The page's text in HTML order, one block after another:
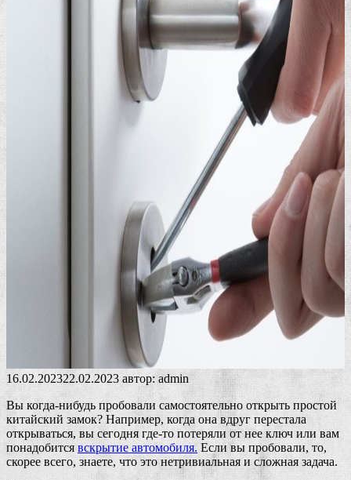
16.02.202322.02.2023автор:admin
Вы когда-нибудь пробовали самостоятельно открыть простой
китайский замок? Например, когда она вдруг перестала
открываться, вы сегодня где-то потеряли от нее ключ или вам
понадобится вскрытие автомобиля. Если вы пробовали, то,
скорее всего, знаете, что это нетривиальная и сложная задача.